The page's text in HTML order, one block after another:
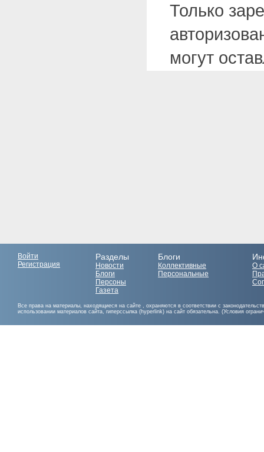
Только
могут
Войти
Регистрация
Разделы
Новости
Блоги
Персоны
Газета
Блоги
Коллективные
Персональные
О
Все права на материалы, находящиеся на сайте , охраняются в соответствии с
использовании материалов сайта, гиперссылка (hyperlink) на сайт обязательна. (Условия